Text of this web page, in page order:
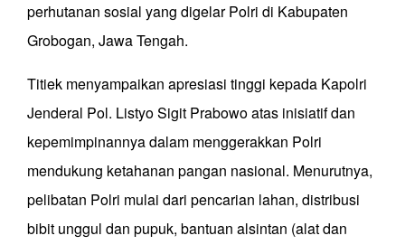
perhutanan sosial yang digelar Polri di Kabupaten
Grobogan, Jawa Tengah.
Titiek menyampaikan apresiasi tinggi kepada Kapolri
Jenderal Pol. Listyo Sigit Prabowo atas inisiatif dan
kepemimpinannya dalam menggerakkan Polri
mendukung ketahanan pangan nasional. Menurutnya,
pelibatan Polri mulai dari pencarian lahan, distribusi
bibit unggul dan pupuk, bantuan alsintan (alat dan